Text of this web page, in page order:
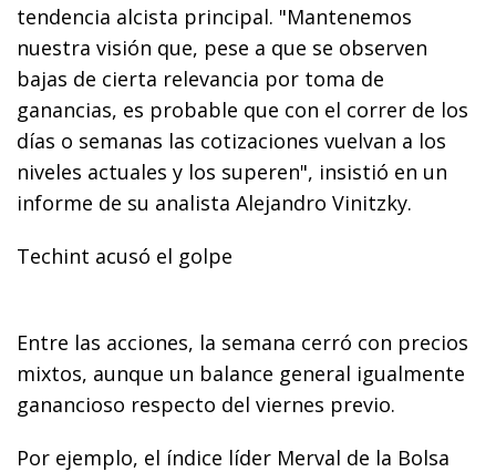
tendencia alcista principal. "Mantenemos
nuestra visión que, pese a que se observen
bajas de cierta relevancia por toma de
ganancias, es probable que con el correr de los
días o semanas las cotizaciones vuelvan a los
niveles actuales y los superen", insistió en un
informe de su analista Alejandro Vinitzky.
Techint acusó el golpe
Entre las acciones, la semana cerró con precios
mixtos, aunque un balance general igualmente
ganancioso respecto del viernes previo.
Por ejemplo, el índice líder Merval de la Bolsa